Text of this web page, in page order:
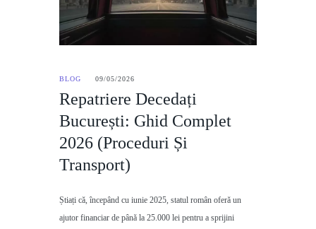
BLOG 09/05/2026
Repatriere Decedați
București: Ghid Complet
2026 (Proceduri Și
Transport)
Știați că, începând cu iunie 2025, statul român oferă un
ajutor financiar de până la 25.000 lei pentru a sprijini